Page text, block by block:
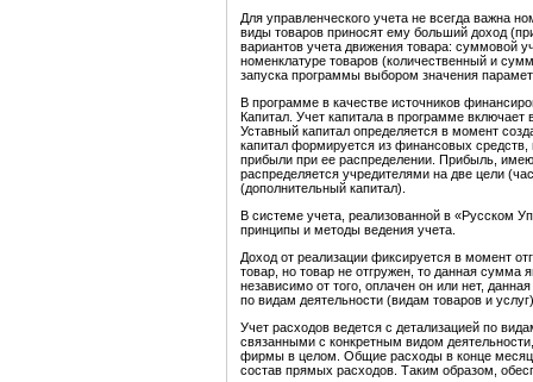
Для управленческого учета не всегда важна
виды товаров приносят ему больший доход
вариантов учета движения товара: суммовой
номенклатуре товаров (количественный и
запуска программы выбором значения
В программе в качестве источников
Капитал. Учет капитала в программе включает
Уставный капитал определяется в момент
капитал формируется из финансовых
прибыли при ее распределении. Прибыль,
распределяется учредителями на две цели
(дополнительный капитал).
В системе учета, реализованной в «Русском
принципы и методы ведения учета.
Доход от реализации фиксируется в момент
товар, но товар не отгружен, то данная сумма
независимо от того, оплачен он или нет,
по видам деятельности (видам товаров и
Учет расходов ведется с детализацией по
связанными с конкретным видом
фирмы в целом. Общие расходы в конце
состав прямых расходов. Таким образом,